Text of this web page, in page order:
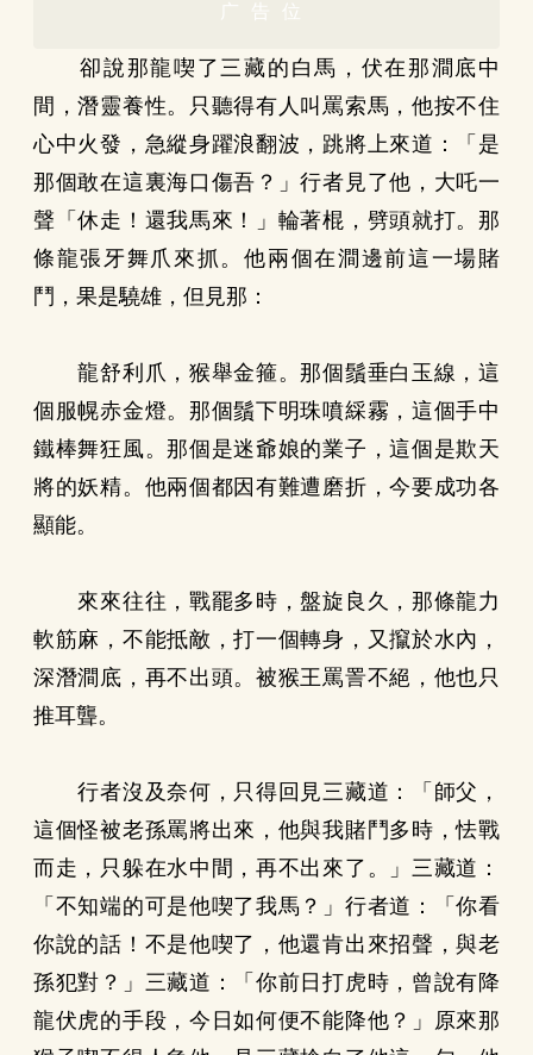
广告位
卻說那龍喫了三藏的白馬，伏在那澗底中
間，潛靈養性。只聽得有人叫罵索馬，他按不住
心中火發，急縱身躍浪翻波，跳將上來道：「是
那個敢在這裏海口傷吾？」行者見了他，大吒一
聲「休走！還我馬來！」輪著棍，劈頭就打。那
條龍張牙舞爪來抓。他兩個在澗邊前這一場賭
鬥，果是驍雄，但見那：
龍舒利爪，猴舉金箍。那個鬚垂白玉線，這
個服幌赤金燈。那個鬚下明珠噴綵霧，這個手中
鐵棒舞狂風。那個是迷爺娘的業子，這個是欺天
將的妖精。他兩個都因有難遭磨折，今要成功各
顯能。
來來往往，戰罷多時，盤旋良久，那條龍力
軟筋麻，不能抵敵，打一個轉身，又攛於水內，
深潛澗底，再不出頭。被猴王罵詈不絕，他也只
推耳聾。
行者沒及奈何，只得回見三藏道：「師父，
這個怪被老孫罵將出來，他與我賭鬥多時，怯戰
而走，只躲在水中間，再不出來了。」三藏道：
「不知端的可是他喫了我馬？」行者道：「你看
你說的話！不是他喫了，他還肯出來招聲，與老
孫犯對？」三藏道：「你前日打虎時，曾說有降
龍伏虎的手段，今日如何便不能降他？」原來那